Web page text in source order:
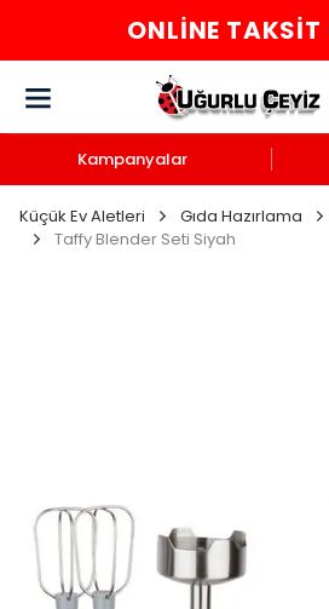
ONLINE TAKSIT
Kampanyalar
Küçük Ev Aletleri Gıda Hazırlama
Taffy Blender Seti Siyah